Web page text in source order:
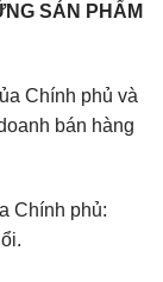
SẢN PHẨM
Chính phủ và
bán hàng
Chính phủ: